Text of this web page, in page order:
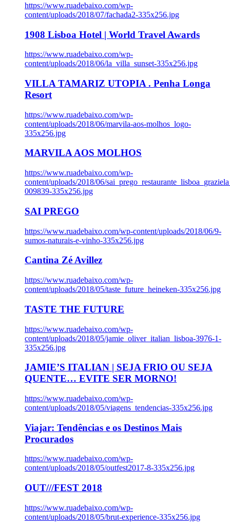
https://www.ruadebaixo.com/wp-
content/uploads/2018/07/fachada2-335x256.jpg
1908 Lisboa Hotel | World Travel Awards
https://www.ruadebaixo.com/wp-
content/uploads/2018/06/la_villa_sunset-335x256.jpg
VILLA TAMARIZ UTOPIA . Penha Longa
Resort
https://www.ruadebaixo.com/wp-
content/uploads/2018/06/marvila-aos-molhos_logo-
335x256.jpg
MARVILA AOS MOLHOS
https://www.ruadebaixo.com/wp-
content/uploads/2018/06/
009839-335x256.jpg
SAI PREGO
https://www.ruadebaixo.com/wp-content/uploads/2018/06/9-
sumos-naturais-e-vinho-335x256.jpg
Cantina Zé Avillez
https://www.ruadebaixo.com/wp-
content/uploads/2018/05/taste_future_heineken-335x256.jpg
TASTE THE FUTURE
https://www.ruadebaixo.com/wp-
content/uploads/2018/05/jamie_oliver_italian_lisboa-3976-1-
335x256.jpg
JAMIE’S ITALIAN | SEJA FRIO OU SEJA
QUENTE… EVITE SER MORNO!
https://www.ruadebaixo.com/wp-
content/uploads/2018/05/viagens_tendencias-335x256.jpg
Viajar: Tendências e os Destinos Mais
Procurados
https://www.ruadebaixo.com/wp-
content/uploads/2018/05/outfest2017-8-335x256.jpg
OUT///FEST 2018
https://www.ruadebaixo.com/wp-
content/uploads/2018/05/brut-experience-335x256.jpg